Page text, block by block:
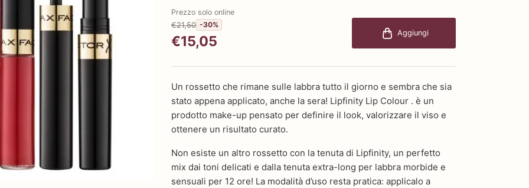
Prezzo solo online
€21,50 -30%
€15,05 Aggiungi
Un rossetto che rimane sulle labbra tutto il giorno e sembra che sia
stato appena applicato, anche la sera! Lipfinity Lip Colour . è un
prodotto make-up pensato per definire il look, valorizzare il viso e
ottenere un risultato curato.
Non esiste un altro rossetto con la tenuta di Lipfinity, un perfetto
mix dai toni delicati e dalla tenuta extra-long per labbra morbide e
sensuali per 12 ore! La modalità d’uso resta pratica: applicalo a